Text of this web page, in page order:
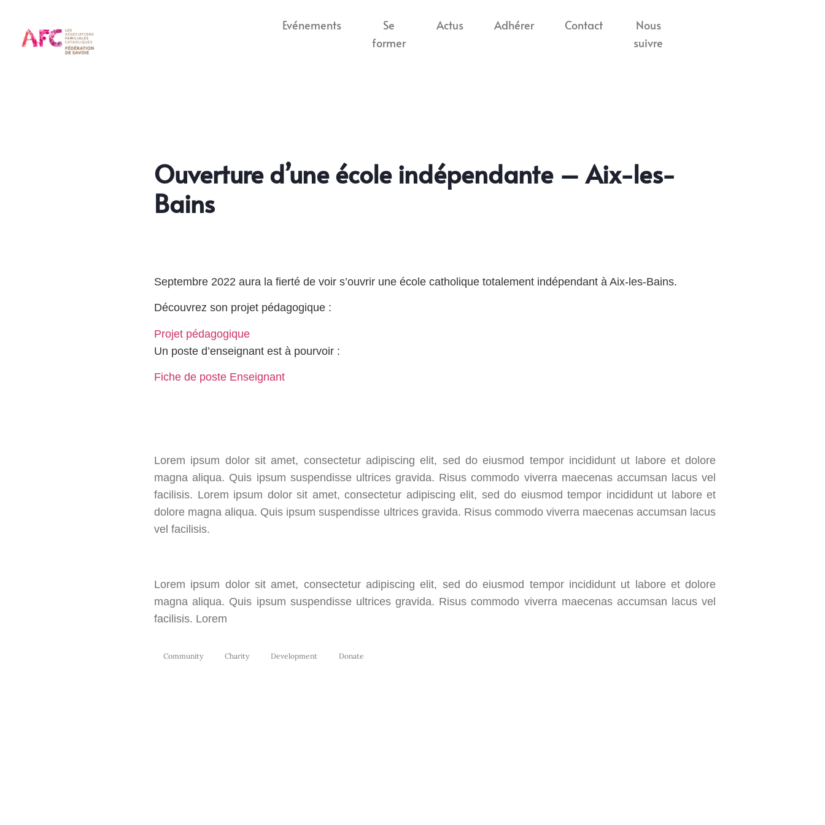
Evénements
Se
former
Actus Adhérer Contact
Nous
suivre
Ouverture d’une école indépendante – Aix-les-
Bains
Septembre 2022 aura la fierté de voir s’ouvrir une école catholique totalement indépendant à Aix-les-Bains.
Découvrez son projet pédagogique :
Projet pédagogique
Un poste d’enseignant est à pourvoir :
Fiche de poste Enseignant
Lorem ipsum dolor sit amet, consectetur adipiscing elit, sed do eiusmod tempor incididunt ut labore et dolore
magna aliqua. Quis ipsum suspendisse ultrices gravida. Risus commodo viverra maecenas accumsan lacus vel
facilisis. Lorem ipsum dolor sit amet, consectetur adipiscing elit, sed do eiusmod tempor incididunt ut labore et
dolore magna aliqua. Quis ipsum suspendisse ultrices gravida. Risus commodo viverra maecenas accumsan lacus
vel facilisis.
Lorem ipsum dolor sit amet, consectetur adipiscing elit, sed do eiusmod tempor incididunt ut labore et dolore
magna aliqua. Quis ipsum suspendisse ultrices gravida. Risus commodo viverra maecenas accumsan lacus vel
facilisis. Lorem
Community Charity Development Donate